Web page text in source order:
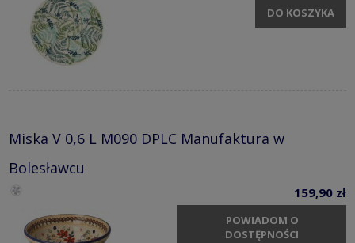
DO KOSZYKA
Miska V 0,6 L M090 DPLC Manufaktura w
Bolesławcu
159,90 zł
POWIADOM O
DOSTĘPNOŚCI